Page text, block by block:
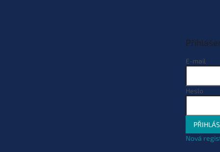
E-mail
Heslo
Nová